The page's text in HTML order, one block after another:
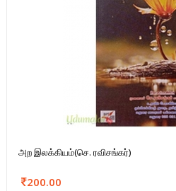
அற இலக்கியம்(செ. ரவிசங்கர்)
200.00